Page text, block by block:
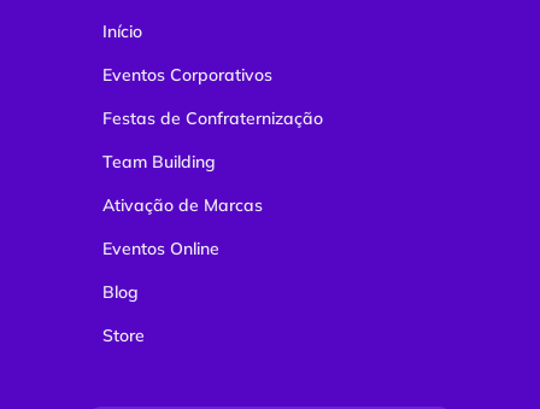
Início
Eventos Corporativos
Festas de Confraternização
Team Building
Ativação de Marcas
Eventos Online
Blog
Store